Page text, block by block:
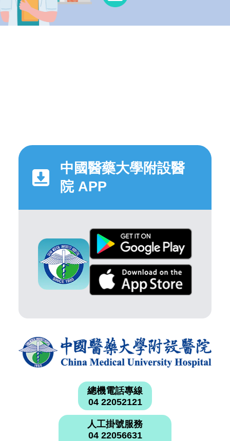
中國醫藥大學附設醫
院 APP
總機電話專線
04 22052121
人工掛號服務
04 22056631